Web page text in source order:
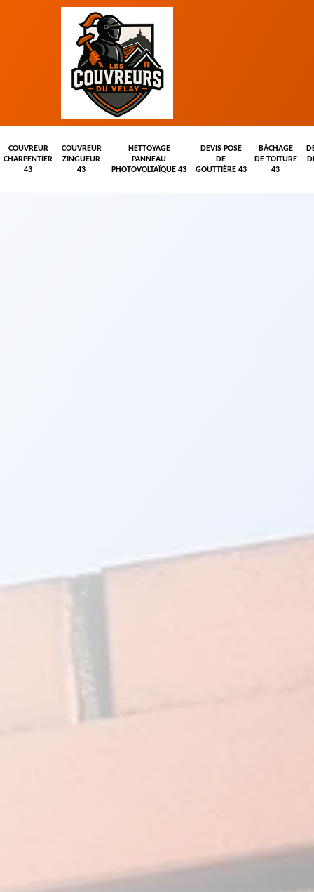
COUVREUR
CHARPENTIER
43
COUVREUR
ZINGUEUR
43
NETTOYAGE
PANNEAU
PHOTOVOLTAÏQUE 43
DEVIS POSE
DE
GOUTTIÈRE 43
BÂCHAGE
DE TOITURE
43